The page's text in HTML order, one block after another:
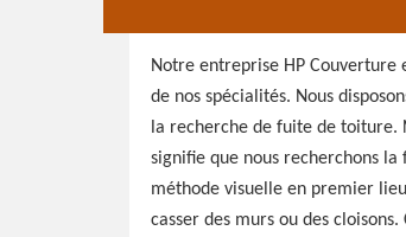
Notre entreprise HP
de nos spécialités. Nous
la recherche de fuite de toiture.
signifie que nous recherchons
méthode visuelle en premier
casser des murs ou des